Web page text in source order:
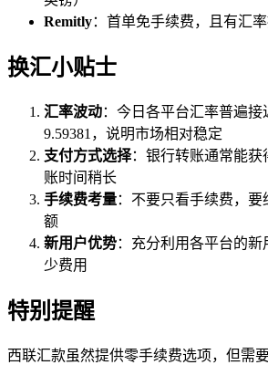
Remitly：首单免手续费，且有汇
换汇小贴士
汇率波动：今日各平台汇率普遍接
9.59381，说明市场相对稳定
支付方式选择：银行转账通常能获
账时间稍长
手续费考量：不要只看手续费，
额
新用户优势：充分利用各平台的
少费用
特别提醒
西联汇款虽然提供零手续费选项，但需